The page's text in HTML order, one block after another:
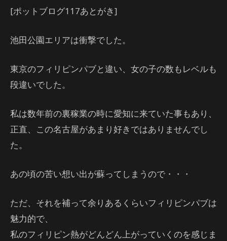
[ポットブログ117あとがき]
池田公園エリアは衝撃でした。
東京のフィリピンパブと違い、女の子の数もレベルも
段違いでした。
私は数年前の裏稼業の時に愛知に来ていた事もあり、
正直、この名古屋があまり好きではありませんでし
た。
あの頃の苦い想い出が蘇ってしまうので・・・
ただ、それを補って余りあるくらいフィリピンパブは
魅力的で、
私のフィリピン熱がどんどん上がっていくのを感じま